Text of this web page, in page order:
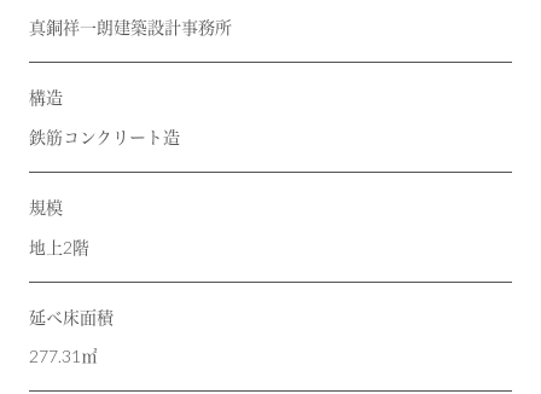
真銅祥一朗建築設計事務所
構造
鉄筋コンクリート造
規模
地上2階
延べ床面積
277.31㎡